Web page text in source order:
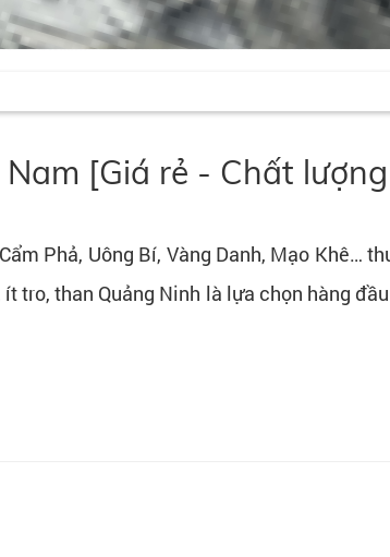
[Giá rẻ - Chất
Phả, Uông Bí, Vàng Danh, Mạo Khê…
than Quảng Ninh là lựa chọn hàng